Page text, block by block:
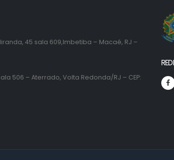
45 sala 609,Imbetiba – Macaé, RJ –
506 – Aterrado, Volta Redonda/RJ – CEP: